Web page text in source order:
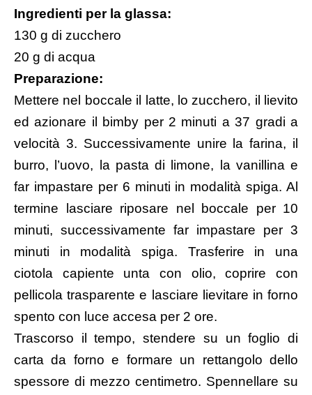
Ingredienti per la glassa:
130 g di zucchero
20 g di acqua
Preparazione:
Mettere nel boccale il latte, lo zucchero, il lievito
ed azionare il bimby per 2 minuti a 37 gradi a
velocità 3. Successivamente unire la farina, il
burro, l’uovo, la pasta di limone, la vanillina e
far impastare per 6 minuti in modalità spiga. Al
termine lasciare riposare nel boccale per 10
minuti, successivamente far impastare per 3
minuti in modalità spiga. Trasferire in una
ciotola capiente unta con olio, coprire con
pellicola trasparente e lasciare lievitare in forno
spento con luce accesa per 2 ore.
Trascorso il tempo, stendere su un foglio di
carta da forno e formare un rettangolo dello
spessore di mezzo centimetro. Spennellare su